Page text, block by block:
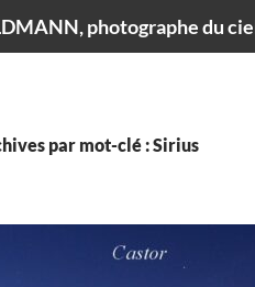
photographe du
par mot-clé : Sirius